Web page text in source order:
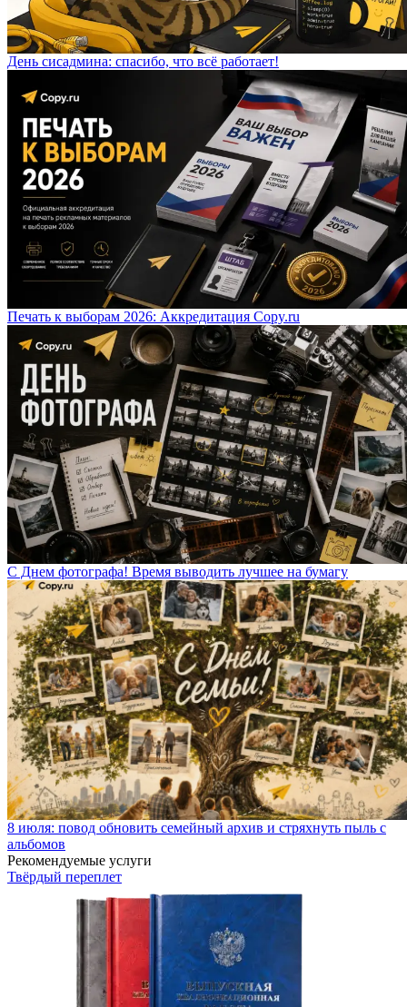
День сисадмина: спасибо, что всё работает!
Печать к выборам 2026: Аккредитация Copy.ru
С Днем фотографа! Время выводить лучшее на бумагу
8 июля: повод обновить семейный архив и стряхнуть пыль с
альбомов
Рекомендуемые услуги
Твёрдый переплет